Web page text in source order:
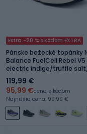
Extra -20 % s kódom EXTRA
Pánske bežecké topánky New
Balance FuelCell Rebel V5
electric indigo/truffle
metallic
119,99 €
95,99 €cena s kódom
Najnižšia cena: 99,99 €